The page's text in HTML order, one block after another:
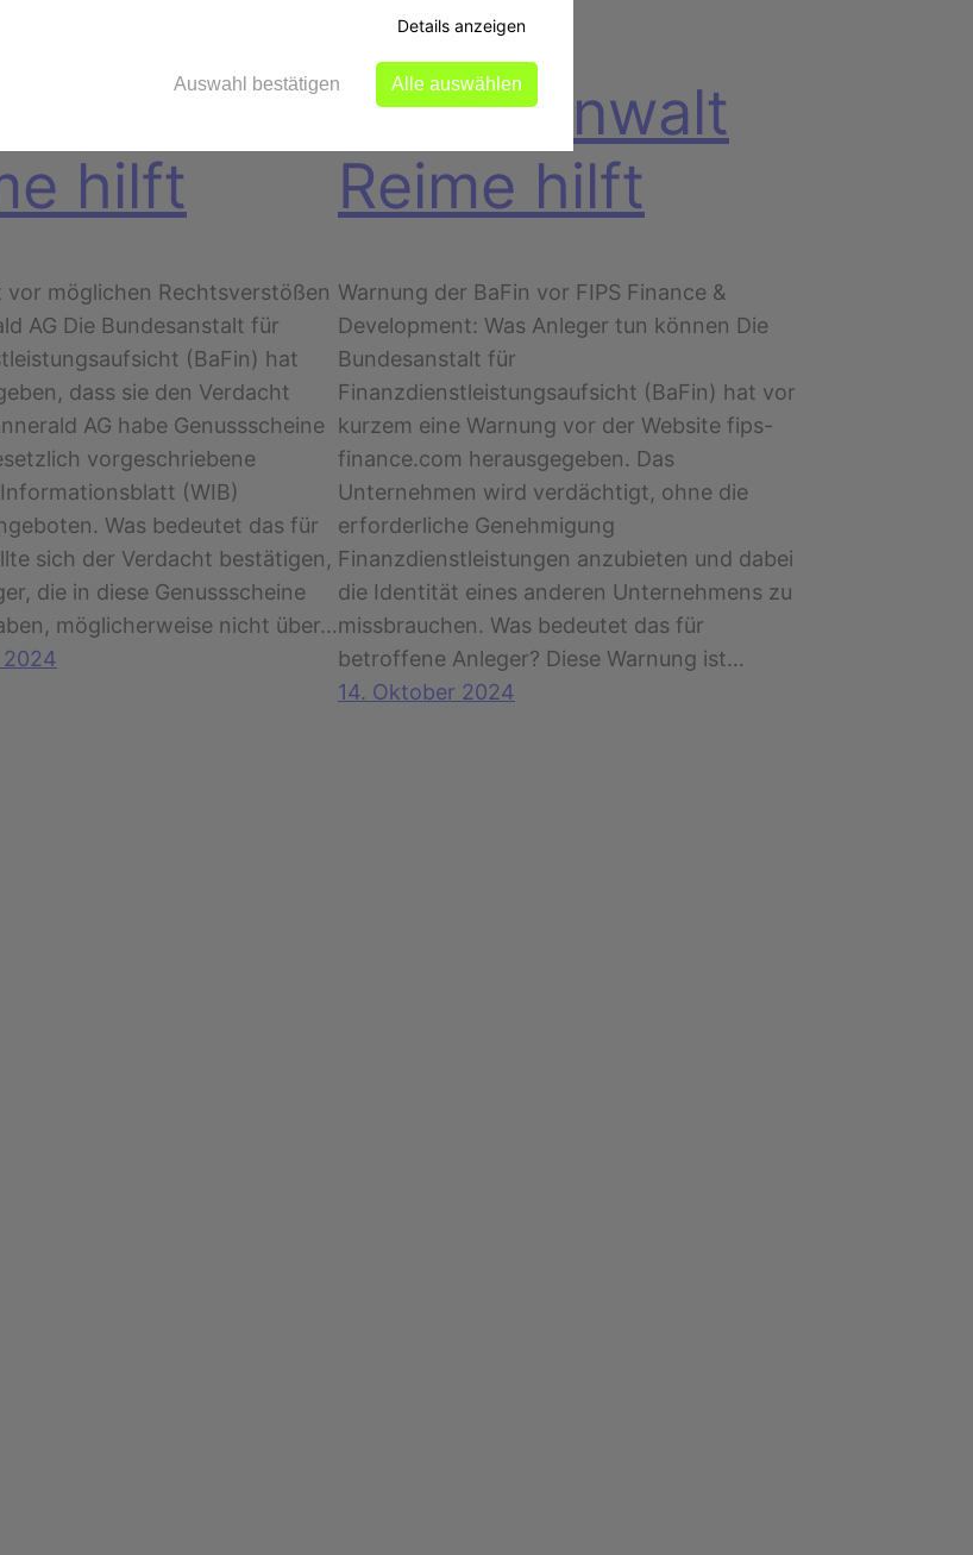
hilft
vor möglichen Rechtsverstößen
AG Die Bundesanstalt für
(BaFin) hat
dass sie den Verdacht
AG habe Genussscheine
vorgeschriebene
(WIB)
Was bedeutet das für
sich der Verdacht bestätigen,
die in diese Genussscheine
möglicherweise nicht über…
2024
Rechtsanwalt
Reime hilft
Warnung der BaFin vor FIPS Finance &
Development: Was Anleger tun können Die
Bundesanstalt für
Finanzdienstleistungsaufsicht (BaFin) hat vor
kurzem eine Warnung vor der Website fips-
finance.com herausgegeben. Das
Unternehmen wird verdächtigt, ohne die
erforderliche Genehmigung
Finanzdienstleistungen anzubieten und dabei
die Identität eines anderen Unternehmens zu
missbrauchen. Was bedeutet das für
betroffene Anleger? Diese Warnung ist…
14. Oktober 2024
Details anzeigen
Auswahl bestätigen Alle auswählen